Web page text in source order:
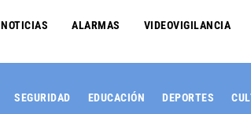
NOTICIAS ALARMAS VIDEOVIGILANCIA
SEGURIDAD EDUCACIÓN DEPORTES